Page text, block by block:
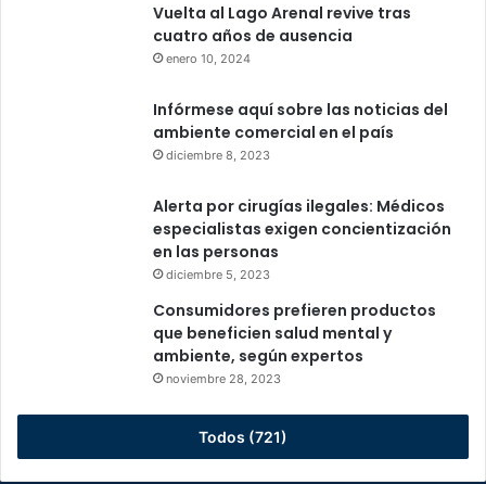
Vuelta al Lago Arenal revive tras
cuatro años de ausencia
enero 10, 2024
Infórmese aquí sobre las noticias del
ambiente comercial en el país
diciembre 8, 2023
Alerta por cirugías ilegales: Médicos
especialistas exigen concientización
en las personas
diciembre 5, 2023
Consumidores prefieren productos
que beneficien salud mental y
ambiente, según expertos
noviembre 28, 2023
Todos (721)